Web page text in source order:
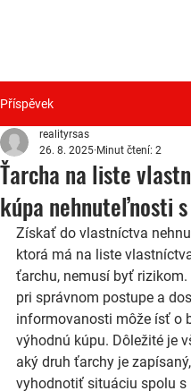
Příspěvek
Ťarcha na liste
kúpa nehnuteľnosti
realityrsas
26. 8. 2025 Minut čtení: 2
Získať do vlastníctva
ktorá má na liste
ťarchu, nemusí byť rizikom.
pri správnom postupe a
informovanosti môže ísť o
výhodnú kúpu. Dôležité je
aký druh ťarchy je
vyhodnotiť situáciu spolu s